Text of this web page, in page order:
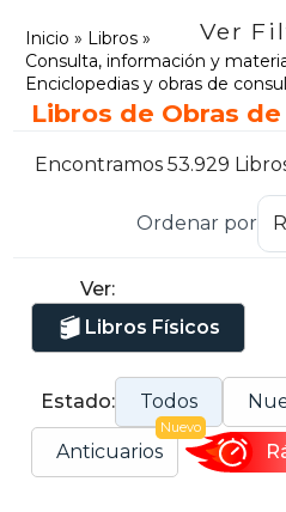
Ver
Inicio
Libros
Consulta, información y
Enciclopedias y obras de
Libros de Obras
Encontramos 53.929
Ordenar por
Ver:
Libros Físicos
Estado: Todos
Anticuarios
Nuevo